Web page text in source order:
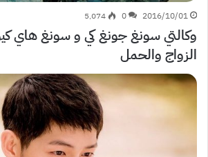
2016/10/01
0 5٬074
وكالتي سونغ جونغ كي و سونغ هاي
الزواج والحمل